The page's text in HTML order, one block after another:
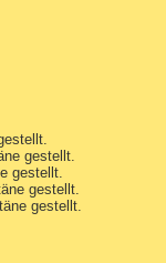
gestellt.
gestellt.
gestellt.
gestellt.